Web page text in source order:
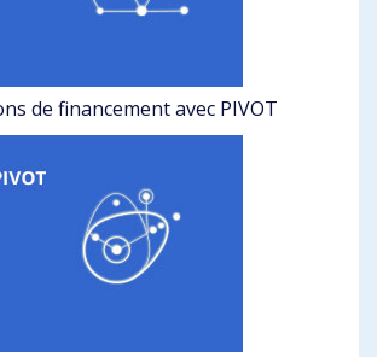
de financement avec PIVOT